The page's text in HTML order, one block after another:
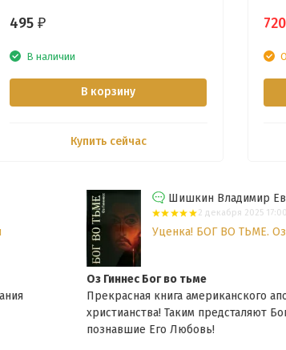
495₽
В наличии
В корзину
Купить сейчас
720
Шишкин Владимир
2 декабря 2025 17:00
Уценка! БОГ ВО ТЬМЕ. Оз
Оз Гиннес Бог во тьме
Прекрасная книга американского
христианства! Таким предсталяют
познавшие Его Любовь!